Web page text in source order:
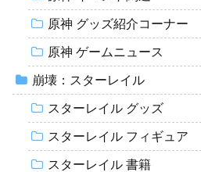
原神 グッズ紹介コーナー
原神 ゲームニュース
崩壊：スターレイル
スターレイル グッズ
スターレイル フィギュア
スターレイル 書籍